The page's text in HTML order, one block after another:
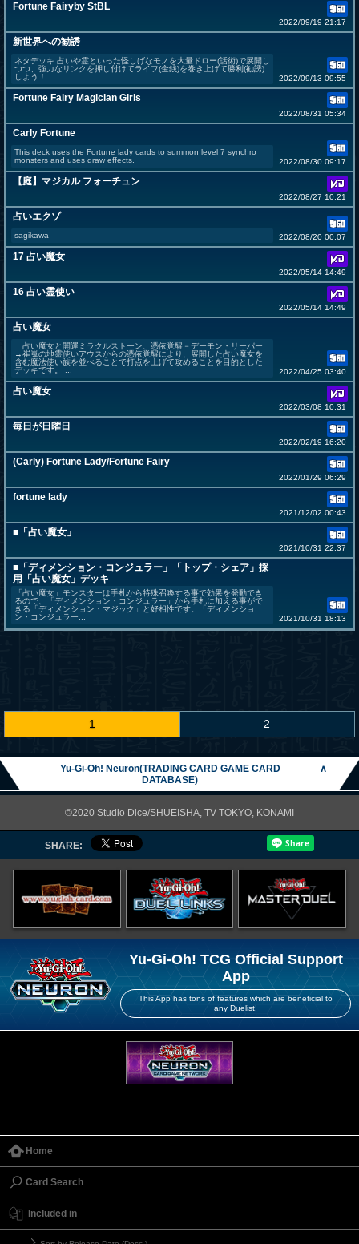
Fortune Fairyby StBL
2022/09/19 21:17
新世界への勧誘
ネタデッキ 占いや霊といった怪しげなモノを大量ドロー(話術)で展開し
つつ、強力なリンクを押し付けてライフ(金銭)を巻き上げて勝利(勧誘)
しよう！
2022/09/13 09:55
Fortune Fairy Magician Girls
2022/08/31 05:34
Carly Fortune
This deck uses the Fortune lady cards to summon level 7 synchro
monsters and uses draw effects.
2022/08/30 09:17
【庭】マジカル フォーチュン
2022/08/27 10:21
占いエクゾ
sagikawa 2022/08/20 00:07
17 占い魔女
2022/05/14 14:49
16 占い霊使い
2022/05/14 14:49
占い魔女
占い魔女と開運ミラクルストーン、憑依覚醒－デーモン・リーパー
→崔嵬の地霊使いアウスからの憑依覚醒により、展開した占い魔女を
含む魔法使い族を並べることで打点を上げて攻めることを目的とした
デッキです。 ...
2022/04/25 03:40
占い魔女
2022/03/08 10:31
毎日が日曜日
2022/02/19 16:20
(Carly) Fortune Lady/Fortune Fairy
2022/01/29 06:29
fortune lady
2021/12/02 00:43
■「占い魔女」
2021/10/31 22:37
■「ディメンション・コンジュラー」「トップ・シェア」採
用「占い魔女」デッキ
「占い魔女」モンスターは手札から特殊召喚する事で効果を発動でき
るので、「ディメンション・コンジュラー」から手札に加える事がで
きる「ディメンション・マジック」と好相性です。「ディメンショ
ン・コンジュラー...
2021/10/31 18:13
1 2
Yu-Gi-Oh! Neuron(TRADING CARD GAME CARD
DATABASE)
∧
©2020 Studio Dice/SHUEISHA, TV TOKYO, KONAMI
SHARE:
Yu-Gi-Oh! TCG Official Support
App
This App has tons of features which are beneficial to
any Duelist!
Home
Card Search
Included in